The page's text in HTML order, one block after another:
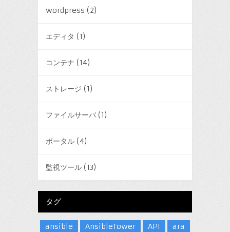
wordpress (2)
エディタ (1)
コンテナ (14)
ストレージ (1)
ファイルサーバ(1)
ポータル(4)
監視ツール(13)
タグ
ansible AnsibleTower API
ara